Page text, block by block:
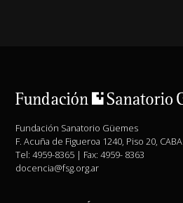
Fundación Sanatorio Güemes
F. Acuña de Figueroa 1240, Piso 20, CABA
Tel: 4959-8365 | Fax: 4959- 8363
docencia@fsg.org.ar